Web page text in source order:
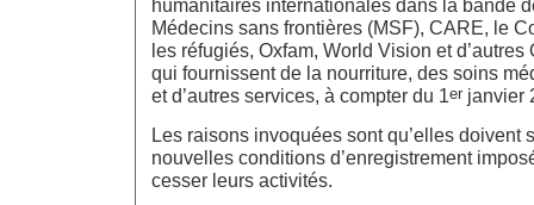
humanitaires internationales dans la bande
Médecins sans frontières (MSF), CARE, le
les réfugiés, Oxfam, World Vision et
qui fournissent de la nourriture, des soins
et d’autres services, à compter du 1er janvier
Les raisons invoquées sont qu’elles doivent
nouvelles conditions d’enregistrement
cesser leurs activités.